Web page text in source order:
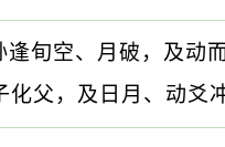
逢旬空、月破，及动
化父，及日月、动爻